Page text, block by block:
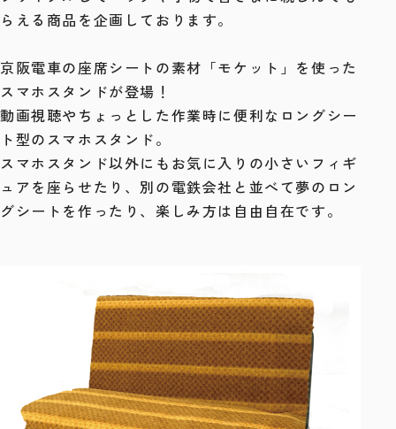
らえる商品を企画しております。
京阪電車の座席シートの素材「モケット」を使った
スマホスタンドが登場！
動画視聴やちょっとした作業時に便利なロングシー
ト型のスマホスタンド。
スマホスタンド以外にもお気に入りの小さいフィギ
ュアを座らせたり、別の電鉄会社と並べて夢のロン
グシートを作ったり、楽しみ方は自由自在です。